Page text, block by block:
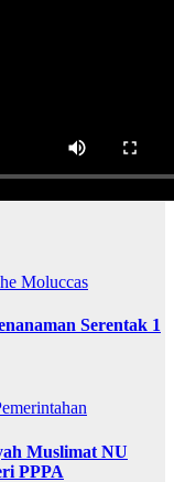
Moluccas
Serentak 1
Muslimat NU
PPPA